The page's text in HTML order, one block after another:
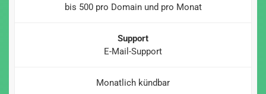
bis 500 pro Domain und pro Monat
Support
E-Mail-Support
Monatlich kündbar